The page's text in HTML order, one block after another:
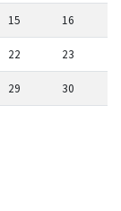
15 16
22 23
29 30